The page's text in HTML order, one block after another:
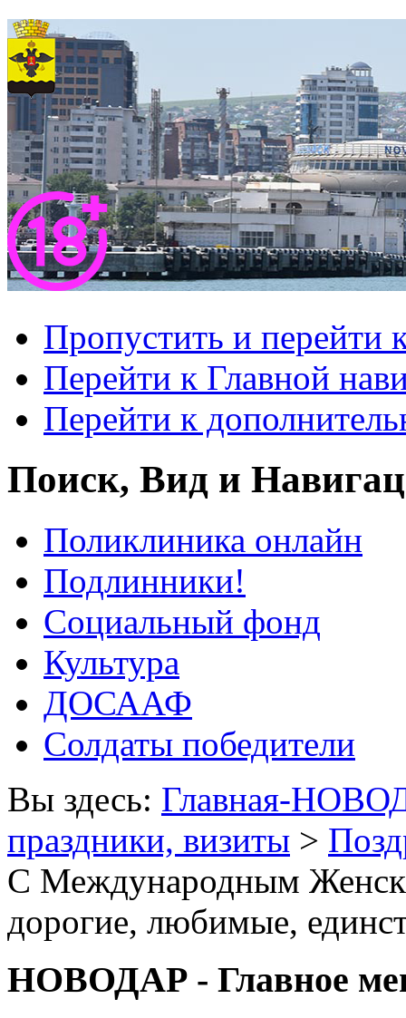
Пропустить и перейти
Перейти к Главной
Перейти к
Поиск, Вид и
Поликлиника онлайн
Подлинники!
Социальный фонд
Культура
ДОСААФ
Солдаты победители
Вы здесь: Главная-
праздники, визиты >
C Международным
дорогие, любимые,
НОВОДАР - Главное